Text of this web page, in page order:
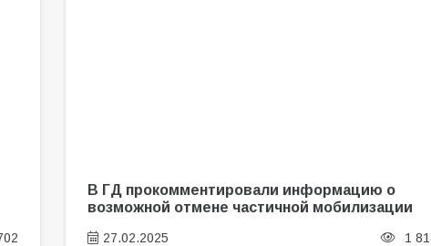
В ГД прокомментировали информацию о
возможной отмене частичной мобилизации
27.02.2025 1